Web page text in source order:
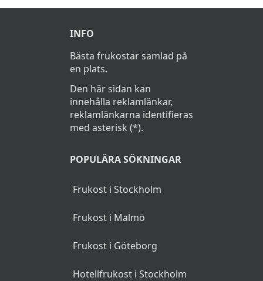
INFO
Bästa frukostar samlad på
en plats.
Den här sidan kan
innehålla reklamlänkar,
reklamlänkarna identifieras
med asterisk (*).
POPULÄRA SÖKNINGAR
Frukost i Stockholm
Frukost i Malmö
Frukost i Göteborg
Hotellfrukost i Stockholm